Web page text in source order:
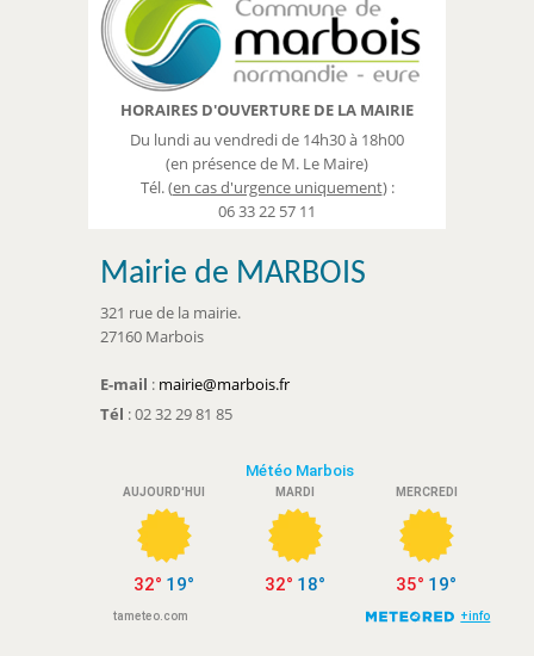
HORAIRES D'OUVERTURE DE LA MAIRIE
Du lundi au vendredi de 14h30 à 18h00
(en présence de M. Le Maire)
Tél. (en cas d'urgence uniquement) :
06 33 22 57 11
Mairie de MARBOIS
321 rue de la mairie.
27160 Marbois
E-mail : mairie@marbois.fr
Tél : 02 32 29 81 85